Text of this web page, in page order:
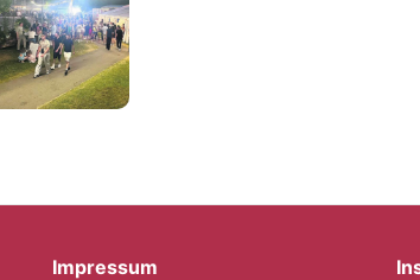
Impressum